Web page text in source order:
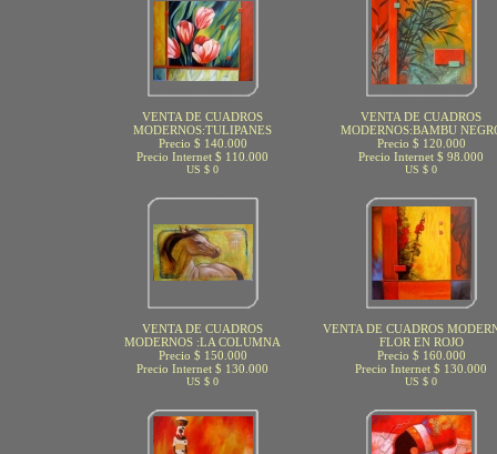
VENTA DE CUADROS
MODERNOS:TULIPANES
Precio $ 140.000
Precio Internet $ 110.000
US $ 0
VENTA DE CUADROS
MODERNOS:BAMBU
Precio $ 120.000
Precio Internet $ 98.000
US $ 0
VENTA DE CUADROS
MODERNOS :LA COLUMNA
Precio $ 150.000
Precio Internet $ 130.000
US $ 0
VENTA DE CUADROS
FLOR EN ROJO
Precio $ 160.000
Precio Internet $ 130.000
US $ 0